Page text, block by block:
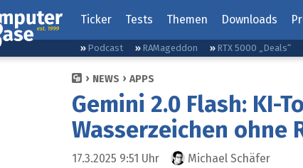
Ticker Tests Themen Downloads
Podcast RAMageddon RTX 5000 „Deals“
NEWS APPS
Gemini 2.0 Flash: KI-
Wasserzeichen ohne
17.3.2025 9:51 Uhr Michael Schäfer